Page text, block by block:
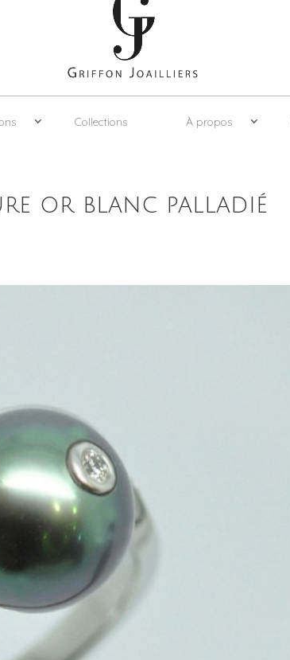
Collections À propos
or blanc palladié